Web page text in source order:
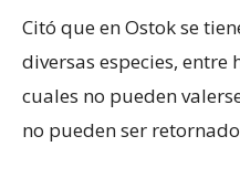
Citó que en Ostok se
diversas especies, entre
cuales no pueden
no pueden ser